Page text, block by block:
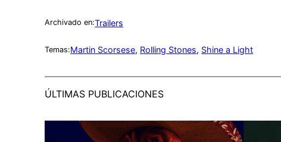
Archivado en:Trailers
Temas:Martin Scorsese, Rolling Stones, Shine a Light
ÚLTIMAS PUBLICACIONES